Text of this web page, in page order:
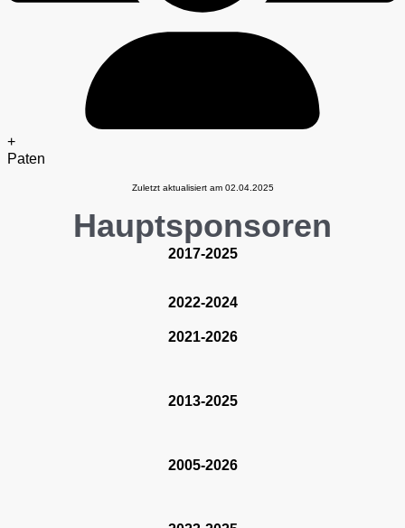
+
Paten
Zuletzt aktualisiert am 02.04.2025
Hauptsponsoren
2017-2025
2022-2024
2021-2026
2013-2025
2005-2026